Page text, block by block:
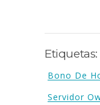
Etiquetas:
Bono De
Servidor